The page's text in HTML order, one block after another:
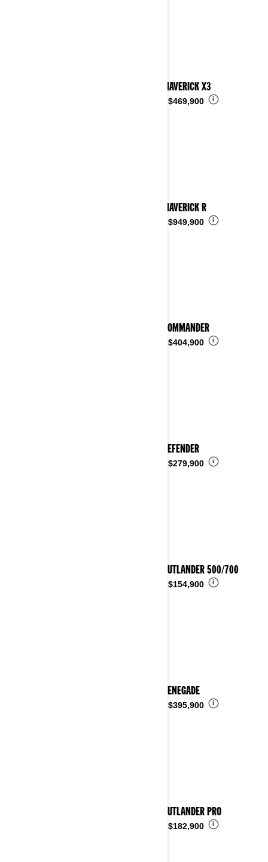
2024 MAVERICK X3
$469,900 i
2024 MAVERICK R
$949,900 i
2024 COMMANDER
$404,900 i
2024 DEFENDER
$279,900 i
2024 OUTLANDER 500/700
$154,900 i
2024 RENEGADE
$395,900 i
2024 OUTLANDER PRO
$182,900 i